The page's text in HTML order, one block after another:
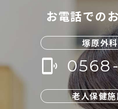
お電話での
塚原外
phonelink_ring
老人保健